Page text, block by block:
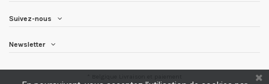
Suivez-nous
Newsletter